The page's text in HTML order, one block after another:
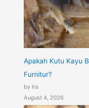
Apakah Kutu Kayu
Furnitur?
by Ira
August 4, 2026